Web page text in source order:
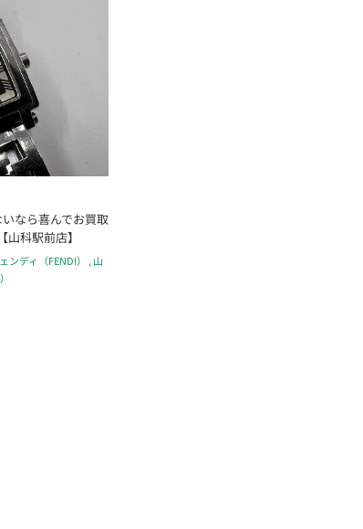
なら喜んでお買取
科駅前店】
ンディ（FENDI） , 山